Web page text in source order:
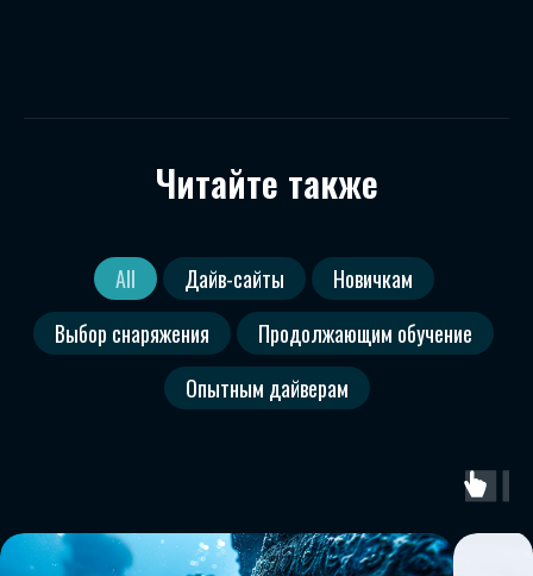
Читайте также
All Дайв-сайты
Новичкам
Выбор снаряжения
Продолжающим обучение
Опытным дайверам